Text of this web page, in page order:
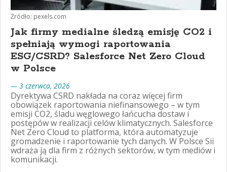
Żródło: pexels.com
Jak firmy medialne śledzą emisję CO2 i
spełniają wymogi raportowania
ESG/CSRD? Salesforce Net Zero Cloud
w Polsce
— 3 czerwca, 2026
Dyrektywa CSRD nakłada na coraz więcej firm
obowiązek raportowania niefinansowego – w tym
emisji CO2, śladu węglowego łańcucha dostaw i
postępów w realizacji celów klimatycznych. Salesforce
Net Zero Cloud to platforma, która automatyzuje
gromadzenie i raportowanie tych danych. W Polsce Sii
wdraża ją dla firm z różnych sektorów, w tym mediów i
komunikacji.